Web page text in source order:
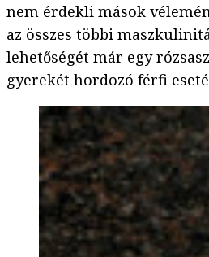
nem érdekli mások
az összes többi
lehetőségét már egy
gyerekét hordozó férfi